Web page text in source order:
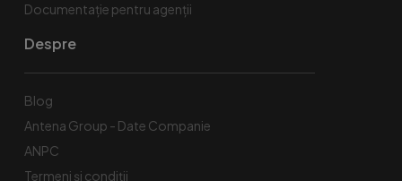
Documentație pentru agenții
Despre
Blog
Antena Group - Date Companie
ANPC
Termeni și condiții